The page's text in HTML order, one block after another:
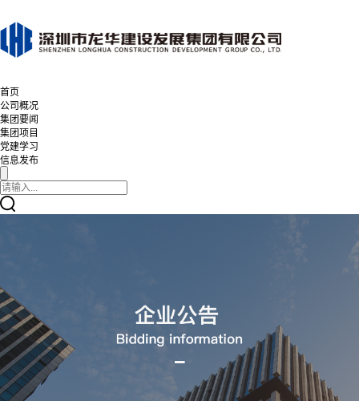
首页
公司概况
集团要闻
集团项目
党建学习
信息发布